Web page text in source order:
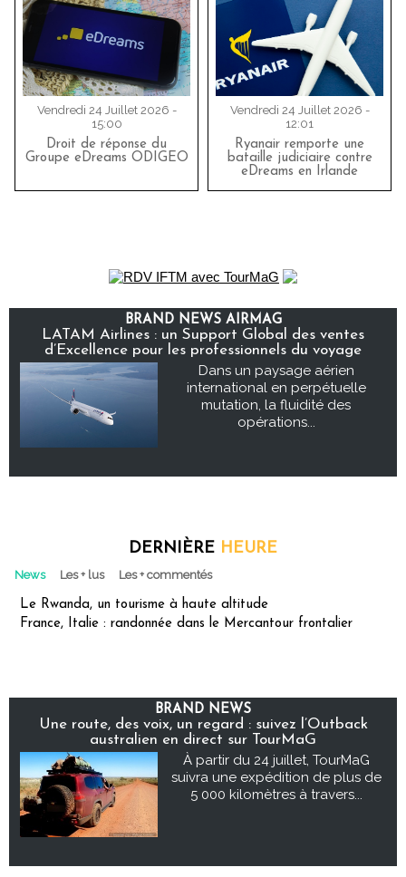
Vendredi 24 Juillet 2026 -
15:00
Droit de réponse du
Groupe eDreams ODIGEO
Vendredi 24 Juillet 2026 -
12:01
Ryanair remporte une
bataille judiciaire contre
eDreams en Irlande
BRAND NEWS AIRMAG
LATAM Airlines : un Support Global des ventes
d’Excellence pour les professionnels du voyage
Dans un paysage aérien
international en perpétuelle
mutation, la fluidité des
opérations...
DERNIÈRE HEURE
News Les + lus Les + commentés
Le Rwanda, un tourisme à haute altitude
France, Italie : randonnée dans le Mercantour frontalier
BRAND NEWS
Une route, des voix, un regard : suivez l’Outback
australien en direct sur TourMaG
À partir du 24 juillet, TourMaG
suivra une expédition de plus de
5 000 kilomètres à travers...